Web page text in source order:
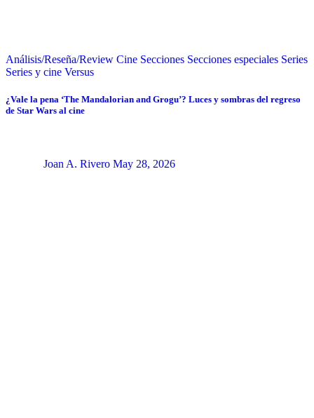
Análisis/Reseña/Review Cine Secciones Secciones especiales Series
Series y cine Versus
¿Vale la pena ‘The Mandalorian and Grogu’? Luces y sombras del regreso
de Star Wars al cine
Joan A. Rivero May 28, 2026